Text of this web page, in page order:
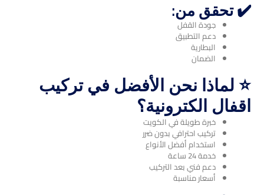
✔️ تحقق من:
جودة القفل
دعم التطبيق
البطارية
الضمان
⭐ لماذا نحن الأفضل في تركيب
اقفال الكترونية؟
خبرة طويلة في الكويت
تركيب احترافي بدون ضرر
استخدام أفضل الأنواع
خدمة 24 ساعة
دعم فني بعد التركيب
أسعار مناسبة